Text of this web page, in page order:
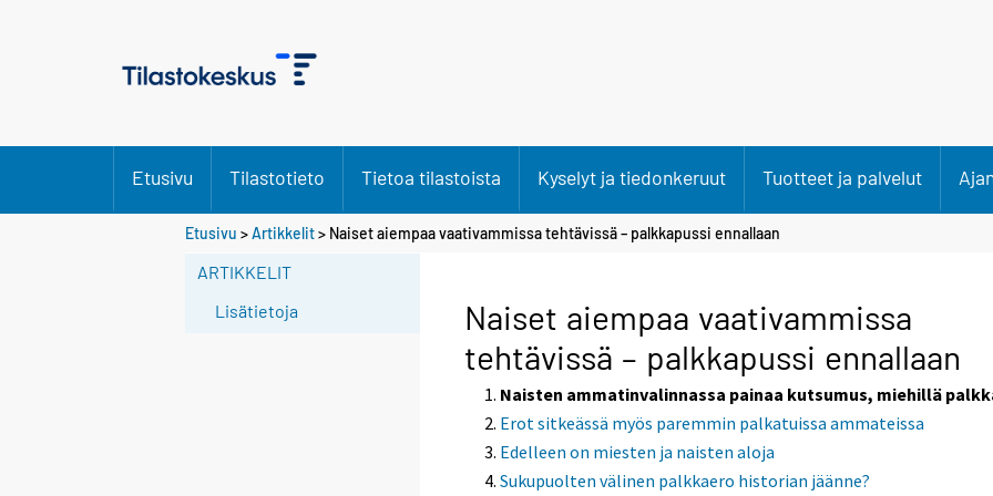
Etusivu Tilastotieto Tietoa tilastoista Kyselyt ja tiedonkeruut Tuotteet ja palvelut
Etusivu >Artikkelit> Naiset aiempaa vaativammissa tehtävissä – palkkapussi ennallaan
ARTIKKELIT
Lisätietoja
Naiset aiempaa vaativammissa
tehtävissä – palkkapussi ennallaan
Naisten ammatinvalinnassa painaa kutsumus, miehillä
Erot sitkeässä myös paremmin palkatuissa ammateissa
Edelleen on miesten ja naisten aloja
Sukupuolten välinen palkkaero historian jäänne?
S